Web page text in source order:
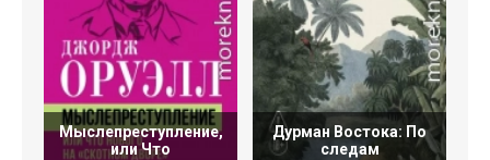
Мыслепреступление,
или Что
Дурман Востока: По
следам